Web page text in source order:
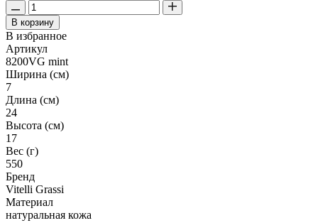
В корзину
В избранное
Артикул
8200VG mint
Ширина (см)
7
Длина (см)
24
Высота (см)
17
Вес (г)
550
Бренд
Vitelli Grassi
Материал
натуральная кожа